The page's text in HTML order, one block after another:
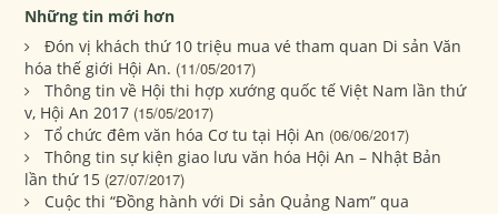
Những tin mới hơn
Đón vị khách thứ 10 triệu mua vé tham quan Di sản Văn
hóa thế giới Hội An. (11/05/2017)
Thông tin về Hội thi hợp xướng quốc tế Việt Nam lần thứ
v, Hội An 2017 (15/05/2017)
Tổ chức đêm văn hóa Cơ tu tại Hội An (06/06/2017)
Thông tin sự kiện giao lưu văn hóa Hội An – Nhật Bản
lần thứ 15 (27/07/2017)
Cuộc thi “Đồng hành với Di sản Quảng Nam” qua